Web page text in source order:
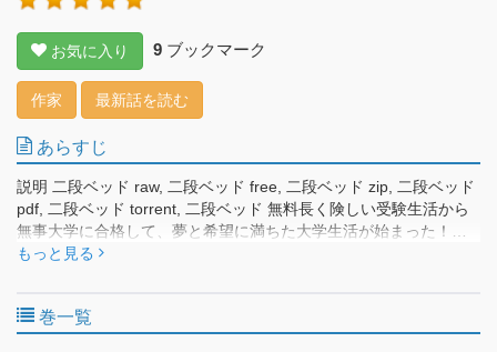
お気に入り 9 ブックマーク
作家 最新話を読む
あらすじ
説明 二段ベッド raw, 二段ベッド free, 二段ベッド zip, 二段ベッド
pdf, 二段ベッド torrent, 二段ベッド 無料長く険しい受験生活から
無事大学に合格して、夢と希望に満ちた大学生活が始まった！…
と思いきや講義ばかりの地味で退屈な日々にうんざりしていた良
一人暮らしを決意する良也だけど、ひょんな手違いで同居するこ
もっと見る
巻一覧